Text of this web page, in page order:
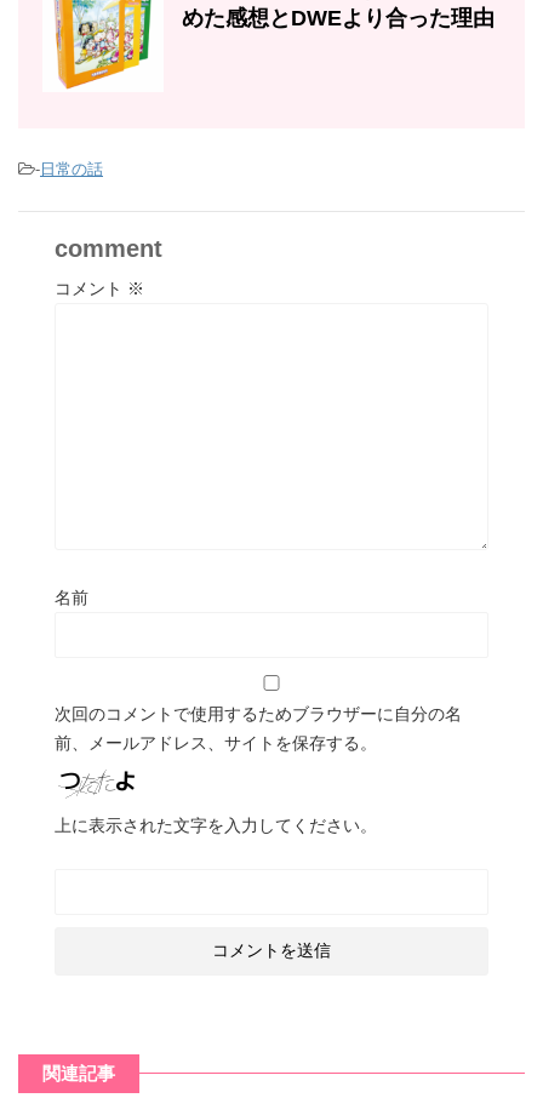
めた感想とDWEより合った理由
-日常の話
comment
コメント ※
名前
次回のコメントで使用するためブラウザーに自分の名
前、メールアドレス、サイトを保存する。
上に表示された文字を入力してください。
関連記事